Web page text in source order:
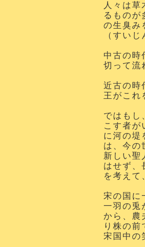
人々は草
るものが
の生臭み
（すい
中古の時
切って流
近古の時
王がこれ
ではもし
こす者が
に河の堤
は、今の
新しい聖
はせず、
を考えて
宋の国に
一羽の兎
から、農
り株の
宋国中の